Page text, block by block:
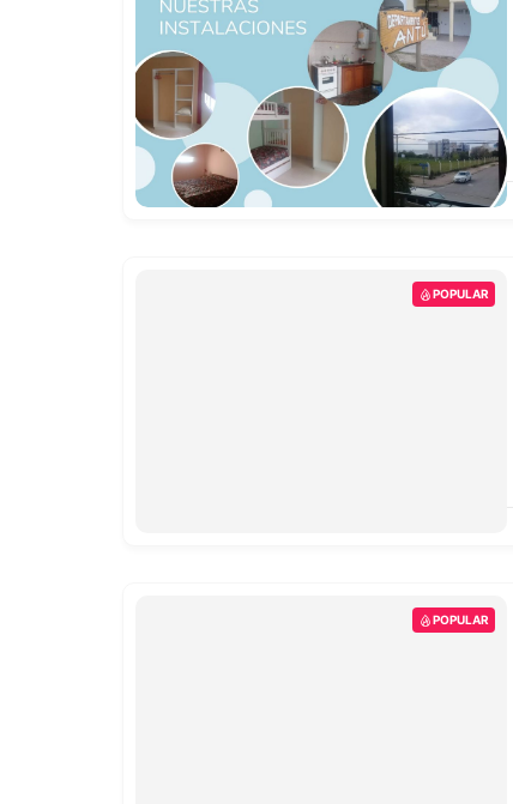
POPULAR
POPULAR